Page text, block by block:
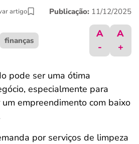
artigo Publicação: 11/12/2025
finanças
A
-
A
+
pode ser uma ótima
especialmente para
empreendimento com baixo
por serviços de limpeza